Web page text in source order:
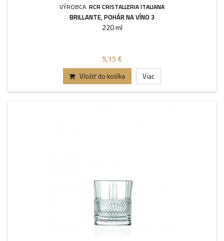
VÝROBCA: RCR CRISTALLERIA ITALIANA
BRILLANTE, POHÁR NA VÍNO 3
220 ml
5,15 €
Vložiť do košíka Viac